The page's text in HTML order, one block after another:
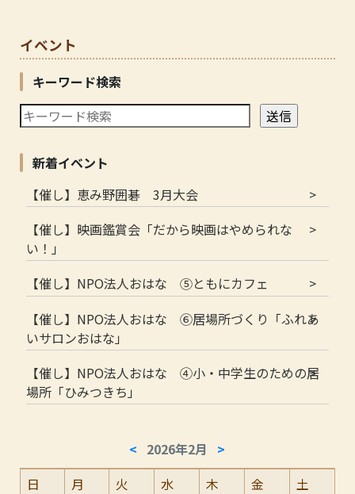
イベント
キーワード検索
新着イベント
【催し】恵み野囲碁 3月大会
【催し】映画鑑賞会「だから映画はやめられな
い！」
【催し】NPO法人おはな ⑤ともにカフェ
【催し】NPO法人おはな ⑥居場所づくり「ふれあ
いサロンおはな」
【催し】NPO法人おはな ④小・中学生のための居
場所「ひみつきち」
< 2026年2月 >
日
月 火 水 木 金 土